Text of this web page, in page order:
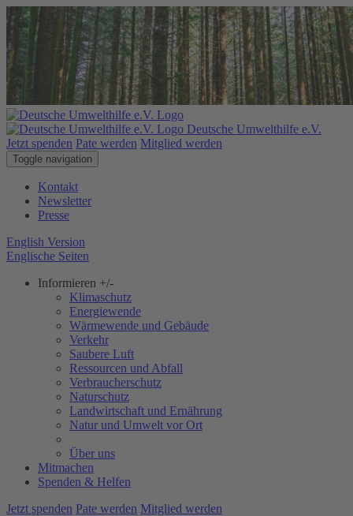
Deutsche Umwelthilfe e.V.
Jetzt spenden Pate werden Mitglied werden
Toggle navigation
Kontakt
Newsletter
Presse
English Version
Englische Seiten
Informieren +/-
Klimaschutz
Energiewende
Wärmewende und Gebäude
Verkehr
Saubere Luft
Ressourcen und Abfall
Verbraucherschutz
Naturschutz
Landwirtschaft und Ernährung
Natur und Umwelt vor Ort
Über uns
Mitmachen
Spenden & Helfen
Jetzt spenden Pate werden Mitglied werden